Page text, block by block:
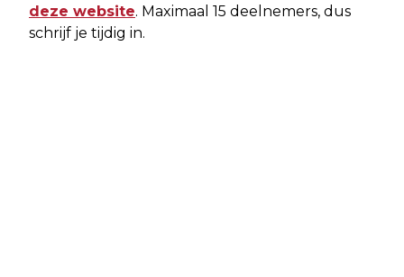
deze website. Maximaal 15 deelnemers, dus
schrijf je tijdig in.